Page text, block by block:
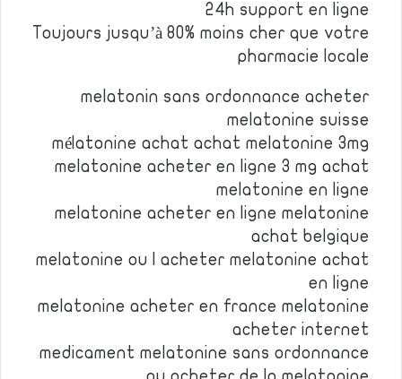
24h support en ligne
Toujours jusqu’à 80% moins cher que votre
pharmacie locale
melatonin sans ordonnance acheter
melatonine suisse
mélatonine achat achat melatonine 3mg
melatonine acheter en ligne 3 mg achat
melatonine en ligne
melatonine acheter en ligne melatonine
achat belgique
melatonine ou l acheter melatonine achat
en ligne
melatonine acheter en france melatonine
acheter internet
medicament melatonine sans ordonnance